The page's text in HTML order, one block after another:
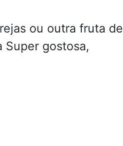
ou outra fruta de
Super gostosa,